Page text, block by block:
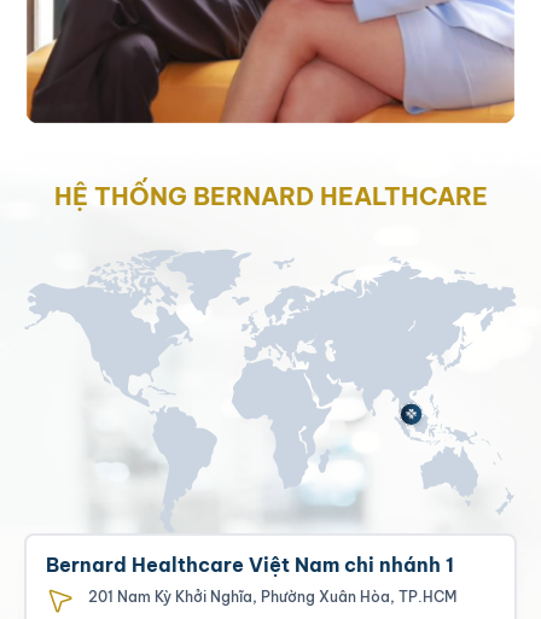
HỆ THỐNG BERNARD HEALTHCARE
Bernard Healthcare Việt Nam chi nhánh 1
201 Nam Kỳ Khởi Nghĩa, Phường Xuân Hòa, TP.HCM